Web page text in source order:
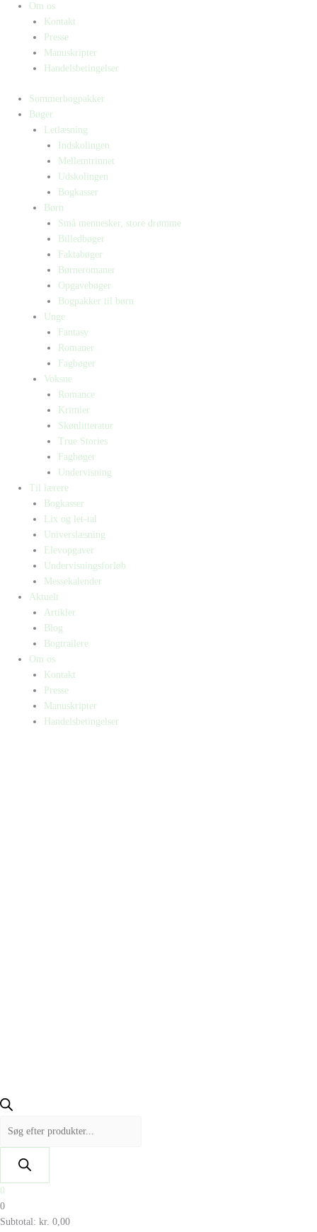
Om os
Kontakt
Presse
Manuskripter
Handelsbetingelser
Sommerbogpakker
Bøger
Letlæsning
Indskolingen
Mellemtrinnet
Udskolingen
Bogkasser
Børn
Små mennesker, store drømme
Billedbøger
Faktabøger
Børneromaner
Opgavebøger
Bogpakker til børn
Unge
Fantasy
Romaner
Fagbøger
Voksne
Romance
Krimier
Skønlitteratur
True Stories
Fagbøger
Undervisning
Til lærere
Bogkasser
Lix og let-tal
Universlæsning
Elevopgaver
Undervisningsforløb
Messekalender
Aktuelt
Artikler
Blog
Bogtrailere
Om os
Kontakt
Presse
Manuskripter
Handelsbetingelser
0
0
Subtotal: kr. 0,00